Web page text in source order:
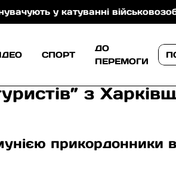
СПОРТ
ДО
ПЕРЕМОГИ
з
прикордонники